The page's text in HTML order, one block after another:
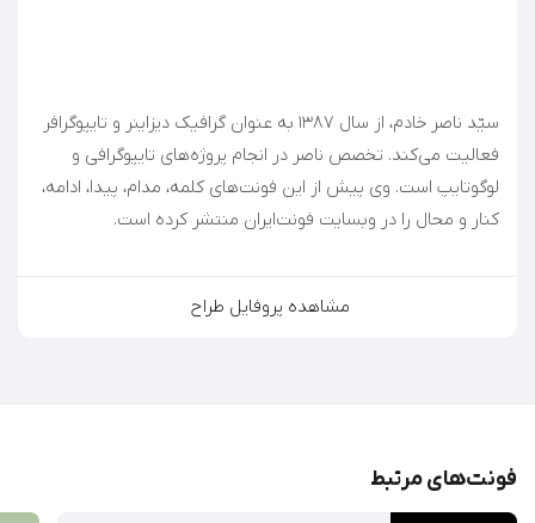
سیّد ناصر خادم، از سال ۱۳۸۷ به عنوان گرافیک دیزاینر و تایپوگرافر
فعالیت می‌کند. تخصص ناصر در انجام پروژه‌های تایپوگرافی و
لوگوتایپ است. وی پیش از این فونت‌های کلمه، مدام، پیدا، ادامه،
کنار و محال را در وبسایت فونت‌ایران منتشر کرده است.
مشاهده پروفایل طراح
فونت‌‌های مرتبط